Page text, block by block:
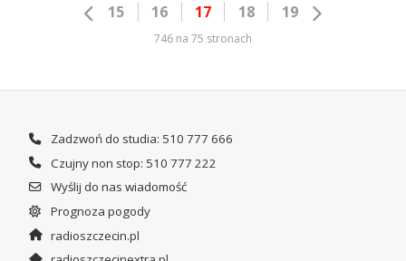
15 16 17 18 19
746 na 75 stronach
Zadzwoń do studia: 510 777 666
Czujny non stop: 510 777 222
Wyślij do nas wiadomość
Prognoza pogody
radioszczecin.pl